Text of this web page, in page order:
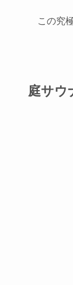
この究
庭サウ